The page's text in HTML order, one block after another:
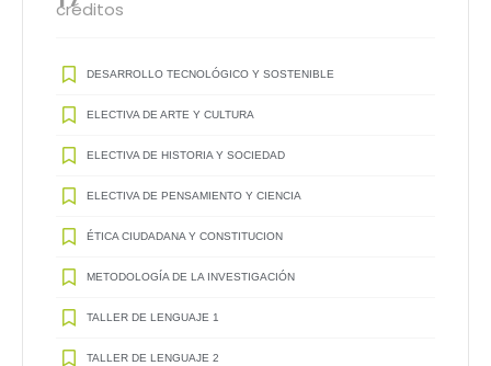
créditos
DESARROLLO TECNOLÓGICO Y SOSTENIBLE
ELECTIVA DE ARTE Y CULTURA
ELECTIVA DE HISTORIA Y SOCIEDAD
ELECTIVA DE PENSAMIENTO Y CIENCIA
ÉTICA CIUDADANA Y CONSTITUCION
METODOLOGÍA DE LA INVESTIGACIÓN
TALLER DE LENGUAJE 1
TALLER DE LENGUAJE 2